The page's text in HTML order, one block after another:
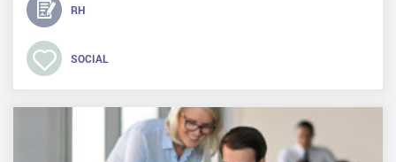
RH
SOCIAL